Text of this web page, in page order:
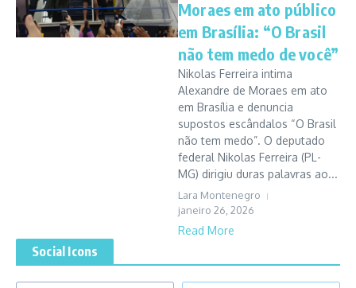
Moraes em ato público
em Brasília: “O Brasil
não tem medo de você”
Nikolas Ferreira intima
Alexandre de Moraes em ato
em Brasília e denuncia
supostos escândalos “O Brasil
não tem medo”. O deputado
federal Nikolas Ferreira (PL-
MG) dirigiu duras palavras ao...
Lara Montenegro
janeiro 26, 2026
Read More
Social Icons